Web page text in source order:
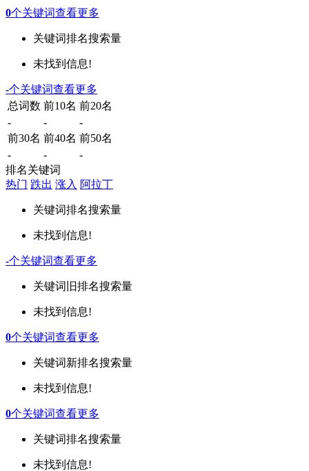
0个关键词查看更多
关键词排名搜索量
未找到信息!
-个关键词查看更多
总词数 前10名 前20名
-
-
-
前30名 前40名 前50名
-
-
-
排名关键词
热门 跌出 涨入 阿拉丁
关键词排名搜索量
未找到信息!
-个关键词查看更多
关键词 旧排名搜索量
未找到信息!
0个关键词查看更多
关键词新排名搜索量
未找到信息!
0个关键词查看更多
关键词排名搜索量
未找到信息!